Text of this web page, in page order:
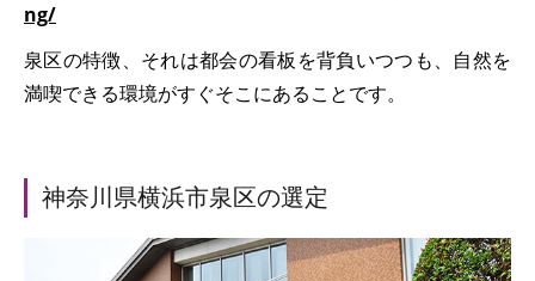
ng/
泉区の特徴、それは都会の看板を背負いつつも、自然を
満喫できる環境がすぐそこにあることです。
神奈川県横浜市泉区の選定